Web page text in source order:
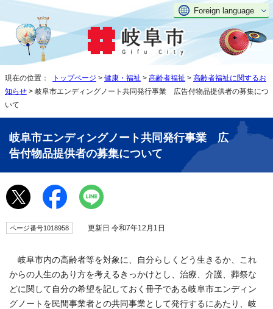
Foreign language
現在の位置： トップページ > 健康・福祉 > 高齢者福祉 > 高齢者福祉に関するお
知らせ > 岐阜市エンディングノート共同発行事業 広告付物品提供者の募集につ
いて
岐阜市エンディングノート共同発行事業 広
告付物品提供者の募集について
ページ番号1018958 更新日 令和7年12月1日
岐阜市内の高齢者等を対象に、自分らしくどう生きるか、これ
からの人生のあり方を考えるきっかけとし、治療、介護、葬祭な
どに関して自分の希望を記しておく冊子である岐阜市エンディン
グノートを民間事業者との共同事業として発行するにあたり、岐